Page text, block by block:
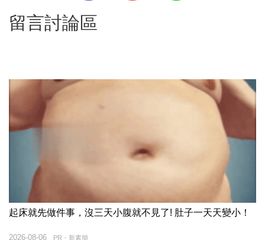
留言討論區
起床就先做件事，沒三天小腹就不見了! 肚子一天天變小！
PR・新素簡
2026-08-06